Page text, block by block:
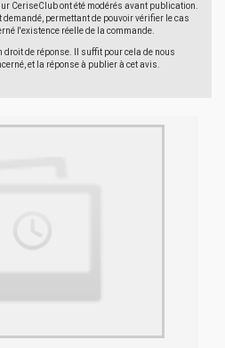
CeriseClub ont été modérés avant publication.
demandé, permettant de pouvoir vérifier le cas
l'existence réelle de la commande.
droit de réponse. Il suffit pour cela de nous
et la réponse à publier à cet avis.